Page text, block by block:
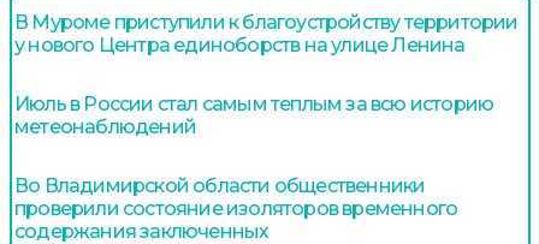
В Муроме приступили к благоустройству территории
у нового Центра единоборств на улице Ленина
Июль в России стал самым теплым за всю историю
метеонаблюдений
Во Владимирской области общественники
проверили состояние изоляторов временного
содержания заключенных